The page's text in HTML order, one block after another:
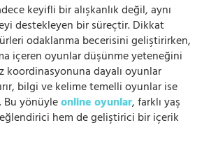
keyifli bir alışkanlık değil, aynı
destekleyen bir süreçtir. Dikkat
odaklanma becerisini geliştirirken,
içeren oyunlar düşünme yeteneğini
koordinasyonuna dayalı oyunlar
bilgi ve kelime temelli oyunlar ise
Bu yönüyleonline oyunlar, farklı yaş
hem de geliştirici bir içerik